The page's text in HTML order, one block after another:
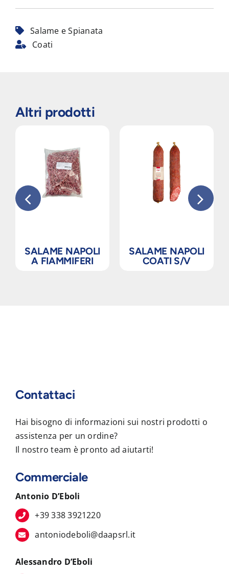
Salame e Spianata
Coati
Altri prodotti
SALAME NAPOLI
A FIAMMIFERI
SALAME NAPOLI
COATI S/V
Contattaci
Hai bisogno di informazioni sui nostri prodotti o
assistenza per un ordine?
Il nostro team è pronto ad aiutarti!
Commerciale
Antonio D’Eboli
+39 338 3921220
antoniodeboli@daapsrl.it
Alessandro D’Eboli